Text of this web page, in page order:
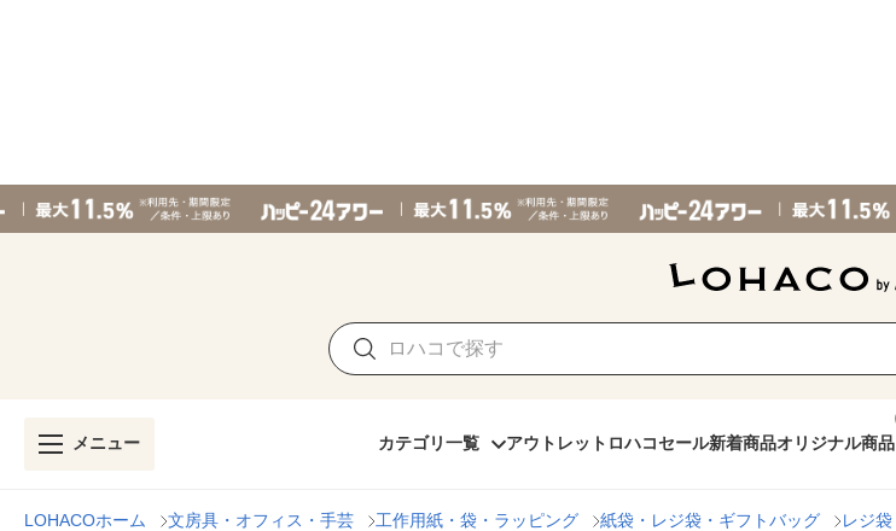
メニュー カテゴリ一覧 アウトレット ロハコセール新着商品オリジナル商品
LOHACOホーム 文房具・オフィス・手芸 工作用紙・袋・ラッピング 紙袋・レジ袋・ギフトバッグ
レジ袋